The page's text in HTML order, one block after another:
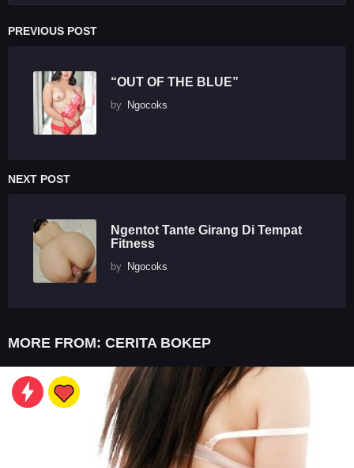
PREVIOUS POST
“OUT OF THE BLUE”
by Ngocoks
NEXT POST
Ngentot Tante Girang Di Tempat
Fitness
by Ngocoks
MORE FROM: CERITA BOKEP